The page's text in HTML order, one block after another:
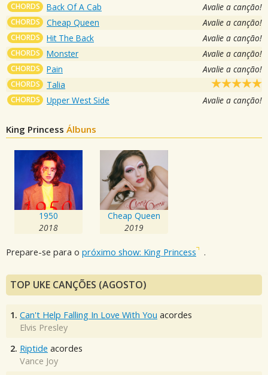
CHORDS Back Of A Cab Avalie a canção!
CHORDS Cheap Queen Avalie a canção!
CHORDS Hit The Back Avalie a canção!
CHORDS Monster Avalie a canção!
CHORDS Pain Avalie a canção!
CHORDS Talia
CHORDS Upper West Side Avalie a canção!
King Princess Álbuns
1950
2018
Cheap Queen
2019
Prepare-se para o próximo show: King Princess .
TOP UKE CANÇÕES (AGOSTO)
1. Can't Help Falling In Love With You acordes
Elvis Presley
2. Riptide acordes
Vance Joy